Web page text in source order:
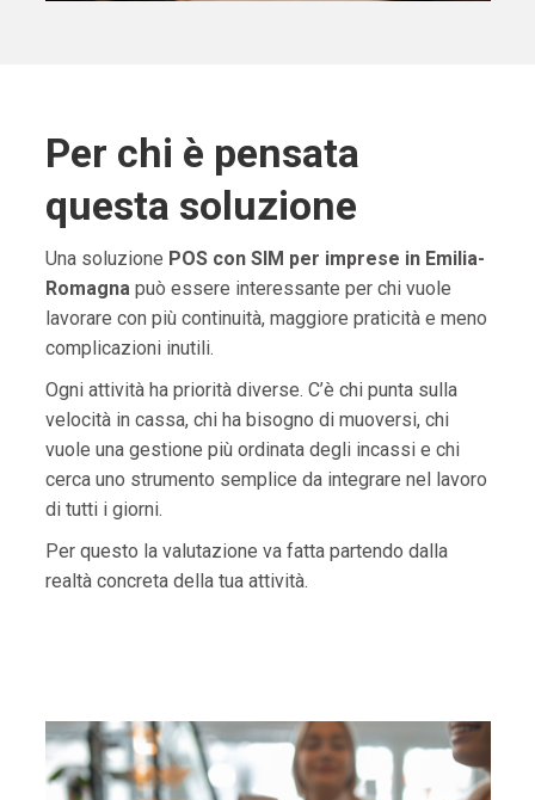
Per chi è pensata
questa soluzione
Una soluzione POS con SIM per imprese in Emilia-
Romagnapuò essere interessante per chi vuole
lavorare con più continuità, maggiore praticità e meno
complicazioni inutili.
Ogni attività ha priorità diverse. C’è chi punta sulla
velocità in cassa, chi ha bisogno di muoversi, chi
vuole una gestione più ordinata degli incassi e chi
cerca uno strumento semplice da integrare nel lavoro
di tutti i giorni.
Per questo la valutazione va fatta partendo dalla
realtà concreta della tua attività.